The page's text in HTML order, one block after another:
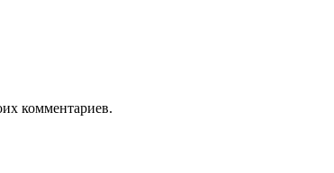
комментариев.